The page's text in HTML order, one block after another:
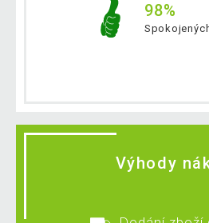
98%
Výhody